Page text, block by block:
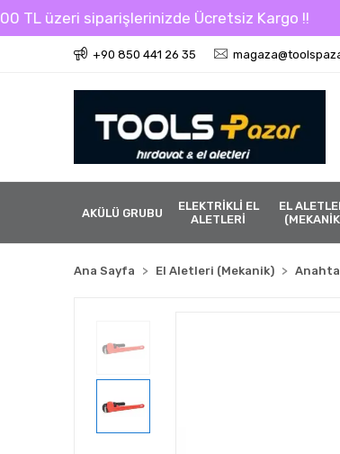
üzeri siparişlerinizde Ücretsiz Kargo !!
+90 850 441 26 35
AKÜLÜ GRUBU
ELEKTRİKLİ EL
ALETLERİ
EL
Ana Sayfa El Aletleri (Mekanik)